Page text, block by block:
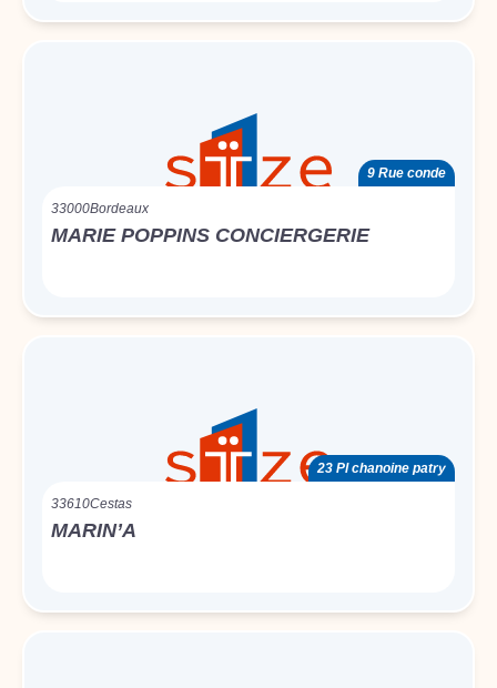
9 Rue conde
33000Bordeaux
MARIE POPPINS CONCIERGERIE
23 Pl chanoine patry
33610Cestas
MARIN’A